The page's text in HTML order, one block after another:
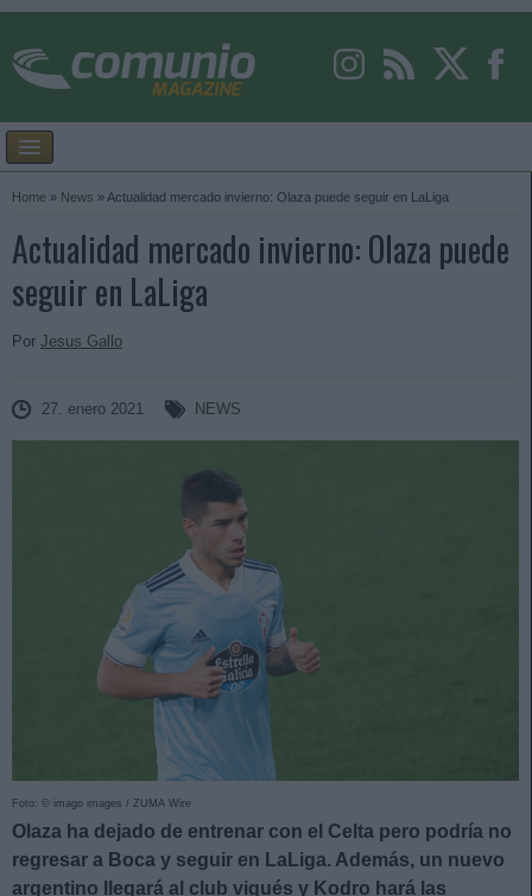
Home » News » Actualidad mercado invierno: Olaza puede seguir en LaLiga
Actualidad mercado invierno: Olaza puede
seguir en LaLiga
Por Jesus Gallo
27. enero 2021 NEWS
Foto: © imago images / ZUMA Wire
Olaza ha dejado de entrenar con el Celta pero podría no
regresar a Boca y seguir en LaLiga. Además, un nuevo
argentino llegará al club vigués y Kodro hará las